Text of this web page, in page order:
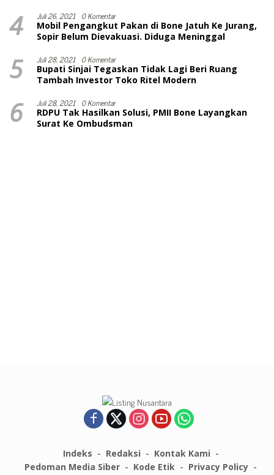
4 Juli 26, 2021 0 Komentar
Mobil Pengangkut Pakan di Bone Jatuh Ke Jurang,
Sopir Belum Dievakuasi. Diduga Meninggal
5 Juli 28, 2021 0 Komentar
Bupati Sinjai Tegaskan Tidak Lagi Beri Ruang
Tambah Investor Toko Ritel Modern
6 Juli 28, 2021 0 Komentar
RDPU Tak Hasilkan Solusi, PMII Bone Layangkan
Surat Ke Ombudsman
Indeks Redaksi
Kontak Kami
Pedoman Media Siber
Kode Etik
Privacy Policy